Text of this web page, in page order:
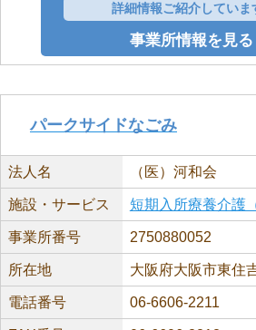
詳細情報ご紹介していま
事業所情報を見る
パークサイドなごみ
法人名 （医）河和会
施設・サービス 短期入所療養介護
事業所番号 2750880052
所在地 大阪府大阪市東住
電話番号 06-6606-2211